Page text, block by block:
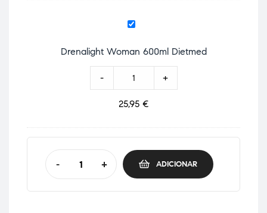
D
e
n
l
i
h
t
o
m
Drenalight Woman 600ml Dietmed
- +
25,95 €
- + ADICIONAR